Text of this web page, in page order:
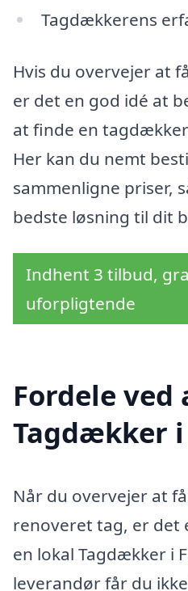
Tagdækkerens
Hvis du overvejer at
er det en god idé at
at finde en
Her kan du nemt
sammenligne priser,
bedste løsning til dit
Indhent 3 tilbud,
uforpligtende
Fordele
Tagdækker i
Når du overvejer at
renoveret tag, er det
en lokal Tagdækker i
leverandør får du